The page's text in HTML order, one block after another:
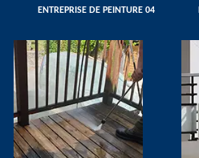
ENTREPRISE DE PEINTURE 04